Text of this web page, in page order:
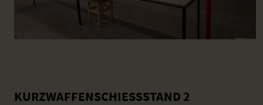
KURZWAFFENSCHIESSSTAND 2